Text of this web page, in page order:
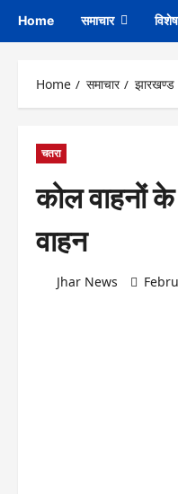
Home समाचार विशेष
Home समाचार झारखण्ड
चतरा
कोल वाहनों के
वाहन
Jhar News